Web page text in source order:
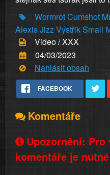
WormrotCumshot
AlexisJizzVýstřikSmall
Video / XXX
04/03/2023
Nahlásit obsah
FACEBOOK
Komentáře
Upozornění:
komentáře je